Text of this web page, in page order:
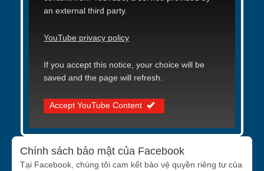
an external third party.
YouTube privacy policy
If you accept this notice, your choice will be
saved and the page will refresh.
Accept YouTube Content
Chính sách bảo mật của Facebook
Tại Facebook, chúng tôi cam kết bảo vệ quyền riêng tư của